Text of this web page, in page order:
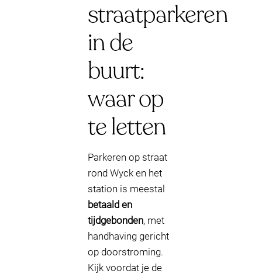
straatparkeren
in de
buurt:
waar op
te letten
Parkeren op straat
rond Wyck en het
station is meestal
betaald en
tijdgebonden, met
handhaving gericht
op doorstroming.
Kijk voordat je de